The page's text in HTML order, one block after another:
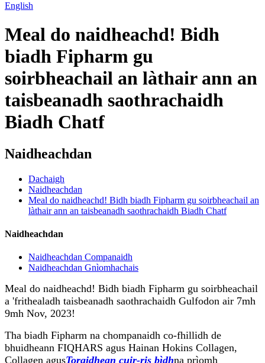
English
Meal do naidheachd! Bidh
biadh Fipharm gu
soirbheachail an làthair ann an
taisbeanadh saothrachaidh
Biadh Chatf
Naidheachdan
Dachaigh
Naidheachdan
Meal do naidheachd! Bidh biadh Fipharm gu soirbheachail an
làthair ann an taisbeanadh saothrachaidh Biadh Chatf
Naidheachdan
Naidheachdan Companaidh
Naidheachdan Gnìomhachais
Meal do naidheachd! Bidh biadh Fipharm gu soirbheachail
a 'frithealadh taisbeanadh saothrachaidh Gulfodon air 7mh
9mh Nov, 2023!
Tha biadh Fipharm na chompanaidh co-fhillidh de
bhuidheann FIQHARS agus Hainan Hokins Collagen,
Collagen agusToraidhean cuir-ris bìdhna prìomh